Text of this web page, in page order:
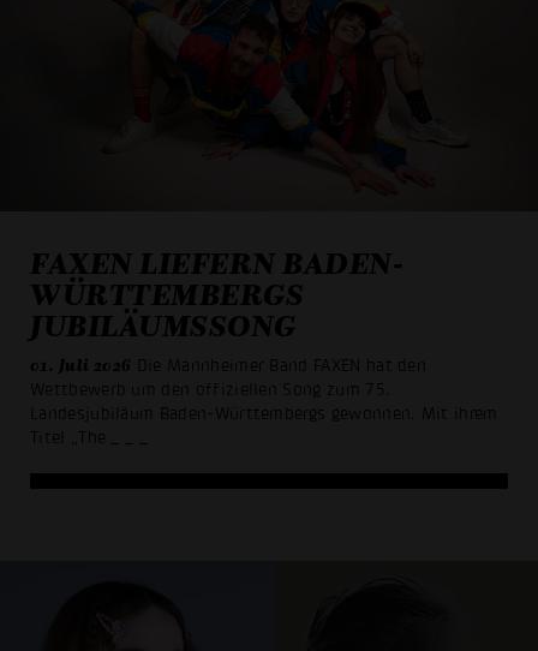
FAXEN LIEFERN BADEN-
WÜRTTEMBERGS
JUBILÄUMSSONG
01. Juli 2026 Die Mannheimer Band FAXEN hat den
Wettbewerb um den offiziellen Song zum 75.
Landesjubiläum Baden-Württembergs gewonnen. Mit ihrem
Titel „The